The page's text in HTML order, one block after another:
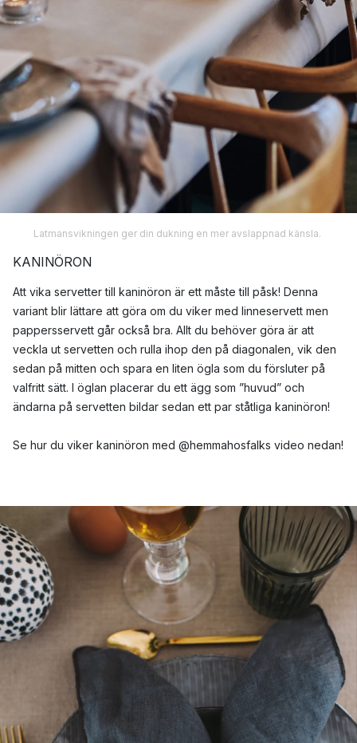
Latmansvikningen ger din dukning en mer avslappnad känsla.
KANINÖRON
Att vika servetter till kaninöron är ett måste till påsk! Denna
variant blir lättare att göra om du viker med linneservett men
pappersservett går också bra. Allt du behöver göra är att
veckla ut servetten och rulla ihop den på diagonalen, vik den
sedan på mitten och spara en liten ögla som du försluter på
valfritt sätt. I öglan placerar du ett ägg som ”huvud” och
ändarna på servetten bildar sedan ett par ståtliga kaninöron!
Se hur du viker kaninöron med @hemmahosfalks video nedan!